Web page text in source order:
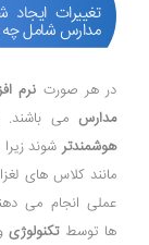
تغییرات
مدارس شامل
در هر صورت نرم
مدارس می باشند.
هوشمندتر شوند
مانند کلاس های
عملی انجام می
ها توسطتکنولوژی